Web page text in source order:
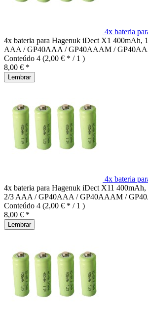
4x bateria
4x bateria para Hagenuk iDect X1 400mAh,
AAA / GP40AAA / GP40AAAM /
Conteúdo 4 (2,00 € * / 1 )
8,00 € *
Lembrar
4x bateria
4x bateria para Hagenuk iDect X11
2/3 AAA / GP40AAA / GP40AAAM /
Conteúdo 4 (2,00 € * / 1 )
8,00 € *
Lembrar